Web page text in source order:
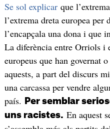
Se sol explicarque
l’extrema dreta europea per
l’encapçala una dona i que
La diferència entre Orriols i
europeus que han governat
aquests, a part del discurs
una carcassa per vendre
país.
Per semblar
uns racistes. En aquest